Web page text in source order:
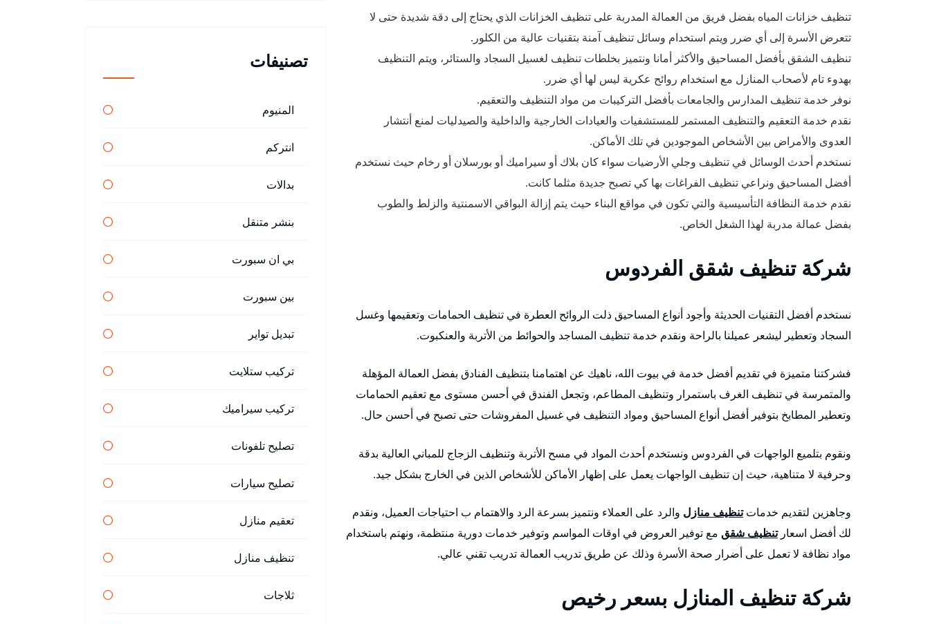
تنظيف خزانات المياه بفضل فريق من العمالة المدربة على تنظيف الخزانات الذي يحتاج إلى دقة شديدة حتى لا
تتعرض الأسرة إلى أي ضرر ويتم استخدام وسائل تنظيف آمنة بتقنيات عالية من الكلور.
تنظيف الشقق بأفضل المساحيق والأكثر أمانا ونتميز بخلطات تنظيف لغسيل السجاد والستائر، ويتم التنظيف
بهدوء تام لأصحاب المنازل مع استخدام روائح عكرية ليس لها أي ضرر.
نوفر خدمة تنظيف المدارس والجامعات بأفضل التركيبات من مواد التنظيف والتعقيم.
نقدم خدمة التعقيم والتنظيف المستمر للمستشفيات والعيادات الخارجية والداخلية والصيدليات لمنع أنتشار
العدوى والأمراض بين الأشخاص الموجودين في تلك الأماكن.
نستخدم أحدث الوسائل في تنظيف وجلي الأرضيات سواء كان بلاك أو سيراميك أو بورسلان أو رخام حيث نستخدم
أفضل المساحيق ونراعي تنظيف الفراغات بها كي تصبح جديدة مثلما كانت.
نقدم خدمة النظافة التأسيسية والتي تكون في مواقع البناء حيث يتم إزالة البواقي الاسمنتية والزلط والطوب
بفضل عمالة مدربة لهذا الشغل الخاص.
شركة تنظيف شقق الفردوس
نستخدم أفضل التقنيات الحديثة وأجود أنواع المساحيق ذلت الروائح العطرة في تنظيف الحمامات وتعقيمها وغسل
السجاد وتعطير ليشعر عميلنا بالراحة ونقدم خدمة تنظيف المساجد والحوائط من الأتربة والعنكبوت.
فشركتنا متميزة في تقديم أفضل خدمة في بيوت الله، ناهيك عن اهتمامنا بتنظيف الفنادق بفضل العمالة المؤهلة
والمتمرسة في تنظيف الغرف باستمرار وتنظيف المطاعم، وتجعل الفندق في أحسن مستوى مع تعقيم الحمامات
وتعطير المطابخ بتوفير أفضل أنواع المساحيق ومواد التنظيف في غسيل المفروشات حتى تصبح في أحسن حال.
ونقوم بتلميع الواجهات في الفردوس ونستخدم أحدث المواد في مسح الأتربة وتنظيف الزجاج للمباني العالية بدقة
وحرفية لا متناهية، حيث إن تنظيف الواجهات يعمل على إظهار الأماكن للأشخاص الذين في الخارج بشكل جيد.
وجاهزين لتقديم خدماتتنظيف منازل والرد على العملاء ونتميز بسرعة الرد والاهتمام ب احتياجات العميل، ونقدم
لك أفضل اسعارتنظيف شقق مع توفير العروض في اوقات المواسم وتوفير خدمات دورية منتظمة، ونهتم باستخدام
مواد نظافة لا تعمل على أضرار صحة الأسرة وذلك عن طريق تدريب العمالة تدريب تقني عالي.
شركة تنظيف المنازل بسعر رخيص
تصنيفات
المنيوم
انتركم
بدالات
بنشر متنقل
بي ان سبورت
بين سبورت
تبديل تواير
تركيب ستلايت
تركيب سيراميك
تصليح تلفونات
تصليح سيارات
تعقيم منازل
تنظيف منازل
ثلاجات